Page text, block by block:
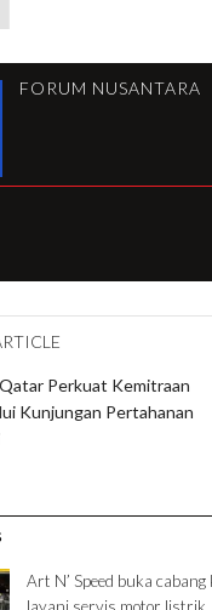
FORUM NUSANTARA
Perkuat Kemitraan
Kunjungan Pertahanan
Art N’ Speed buka
layani servis motor listrik